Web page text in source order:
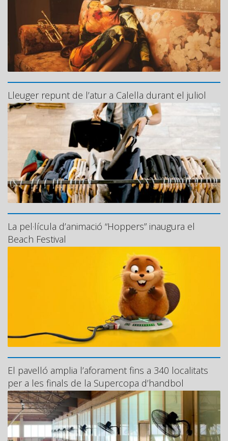
Lleuger repunt de l’atur a Calella durant el juliol
La pel·lícula d’animació “Hoppers” inaugura el
Beach Festival
El pavelló amplia l’aforament fins a 340 localitats
per a les finals de la Supercopa d’handbol